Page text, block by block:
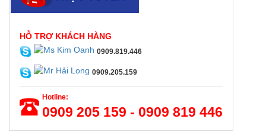
HỖ TRỢ KHÁCH HÀNG
0909.819.446
0909.205.159
Hotline:
0909 205 159 - 0909 819 446